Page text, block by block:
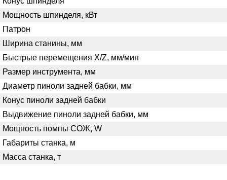
Мощность шпинделя, кВт
Патрон
Ширина станины, мм
Быстрые перемещения X/Z, мм/мин
Размер инструмента, мм
Диаметр пиноли задней бабки, мм
Конус пиноли задней бабки
Выдвижение пиноли задней бабки, мм
Мощность помпы СОЖ, W
Габариты станка, м
Масса станка, т